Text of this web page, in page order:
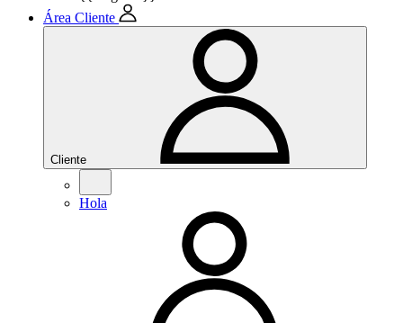
Área Cliente
Cliente
Hola